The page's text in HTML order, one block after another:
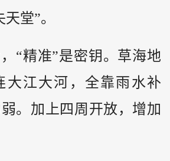
堂”。
“精准”是密钥。草海地
大江大河，全靠雨水补
。加上四周开放，增加